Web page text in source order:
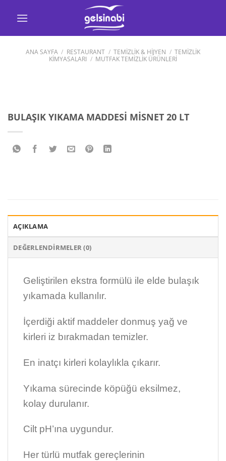
ANA SAYFA / RESTAURANT / TEMİZLİK & HİJYEN / TEMİZLİK
KİMYASALARI / MUTFAK TEMİZLİK ÜRÜNLERİ
BULAŞIK YIKAMA MADDESİ MİSNET 20 LT
AÇIKLAMA
DEĞERLENDIRMELER (0)
Geliştirilen ekstra formülü ile elde bulaşık
yıkamada kullanılır.
İçerdiği aktif maddeler donmuş yağ ve
kirleri iz bırakmadan temizler.
En inatçı kirleri kolaylıkla çıkarır.
Yıkama sürecinde köpüğü eksilmez,
kolay durulanır.
Cilt pH’ına uygundur.
Her türlü mutfak gereçlerinin